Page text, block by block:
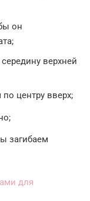
он
верхней
центру вверх;
загибаем
для